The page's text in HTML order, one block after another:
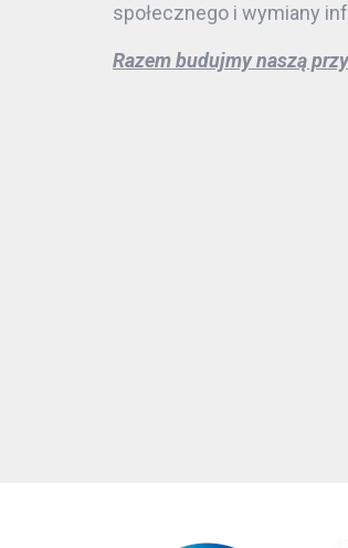
społecznego i wymiany
Razem budujmy naszą